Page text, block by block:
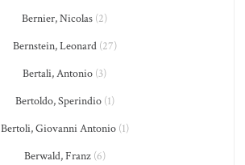
Bernier, Nicolas (2)
Bernstein, Leonard(27)
Bertali, Antonio (3)
Bertoldo, Sperindio(1)
Bertoli, Giovanni Antonio(1)
Berwald, Franz(6)